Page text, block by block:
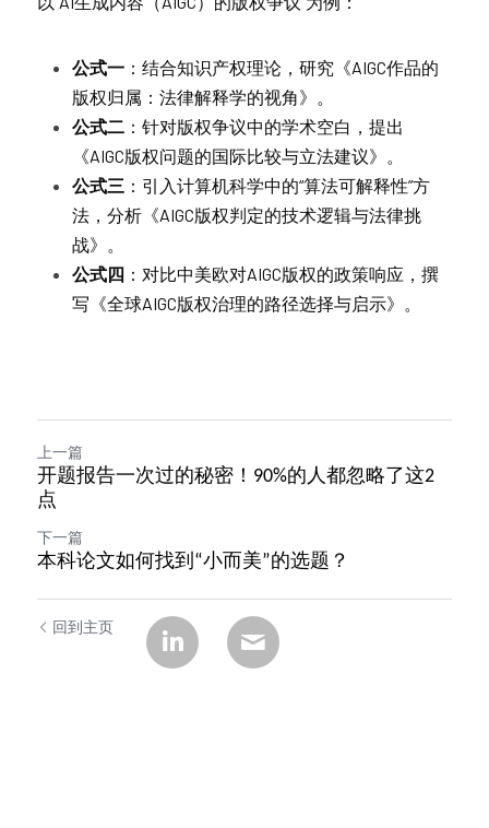
公式一 ：结合知识产权理论，研究《AIGC作品的
版权归属：法律解释学的视角》。
公式二 ：针对版权争议中的学术空白，提出
《AIGC版权问题的国际比较与立法建议》。
公式三 ：引入计算机科学中的“算法可解释性”方
法，分析《AIGC版权判定的技术逻辑与法律挑
战》。
公式四 ：对比中美欧对AIGC版权的政策响应，撰
写《全球AIGC版权治理的路径选择与启示》。
上一篇
开题报告一次过的秘密！90%的人都忽略了这2
点
下一篇
本科论文如何找到“小而美”的选题？
回到主页